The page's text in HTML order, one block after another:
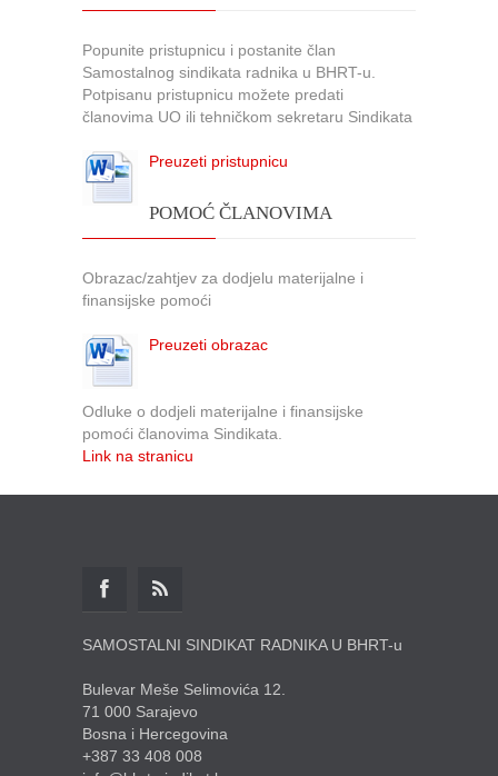
Popunite pristupnicu i postanite član
Samostalnog sindikata radnika u BHRT-u.
Potpisanu pristupnicu možete predati
članovima UO ili tehničkom sekretaru Sindikata
Preuzeti pristupnicu
POMOĆ ČLANOVIMA
Obrazac/zahtjev za dodjelu materijalne i
finansijske pomoći
Preuzeti obrazac
Odluke o dodjeli materijalne i finansijske
pomoći članovima Sindikata.
Link na stranicu
SAMOSTALNI SINDIKAT RADNIKA U BHRT-u
Bulevar Meše Selimovića 12.
71 000 Sarajevo
Bosna i Hercegovina
+387 33 408 008